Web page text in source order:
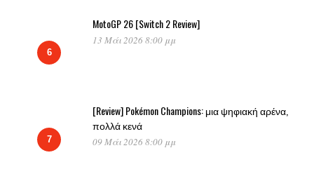
6
MotoGP 26 [Switch 2 Review]
13 Μάι 2026 8:00 μμ
7
[Review] Pokémon Champions: μια ψηφιακή αρένα,
πολλά κενά
09 Μάι 2026 8:00 μμ